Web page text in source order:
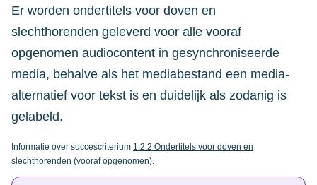
Er worden ondertitels voor doven en
slechthorenden geleverd voor alle vooraf
opgenomen audiocontent in gesynchroniseerde
media, behalve als het mediabestand een media-
alternatief voor tekst is en duidelijk als zodanig is
gelabeld.
Informatie over succescriterium 1.2.2 Ondertitels voor doven en
slechthorenden (vooraf opgenomen).